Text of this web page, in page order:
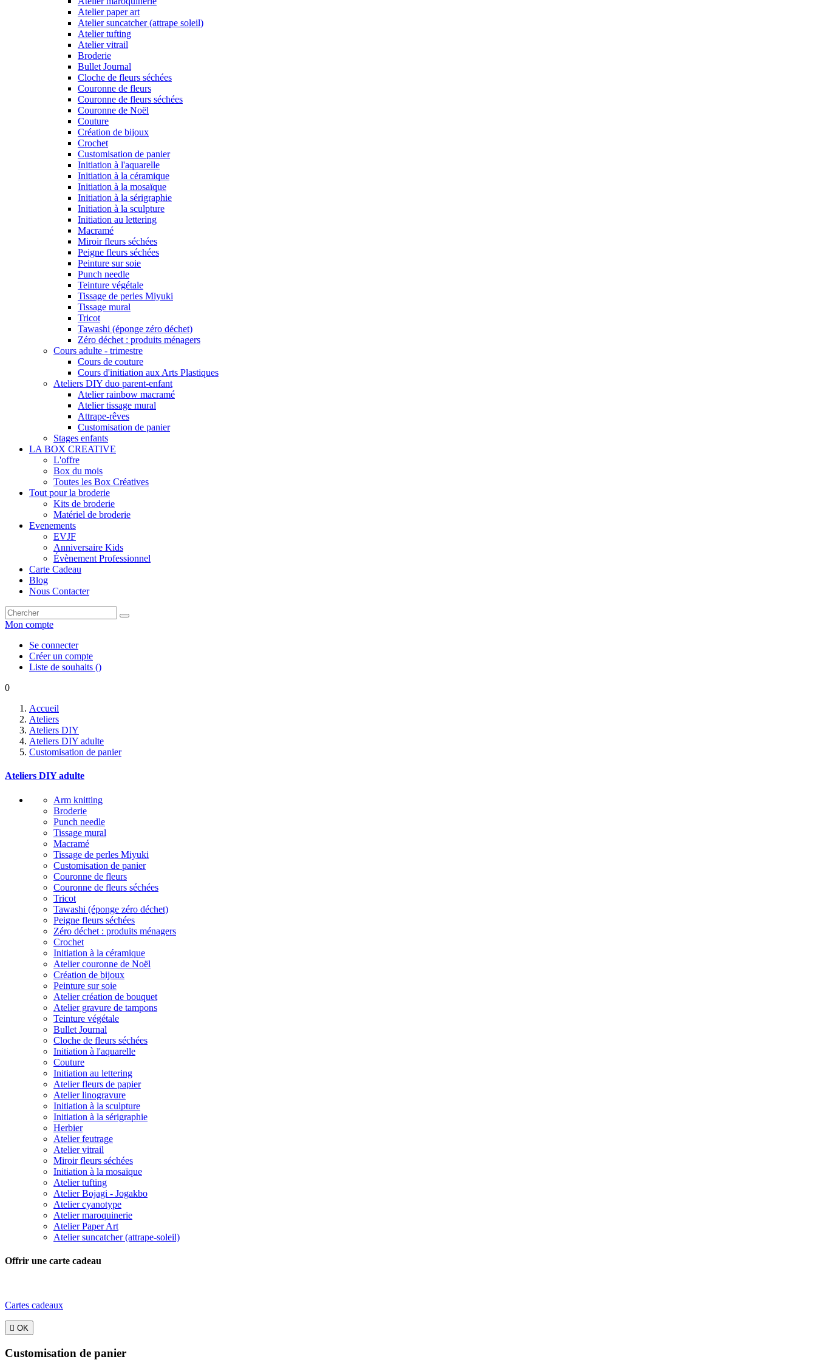
Atelier paper art
Atelier suncatcher (attrape soleil)
Atelier tufting
Atelier vitrail
Broderie
Bullet Journal
Cloche de fleurs séchées
Couronne de fleurs
Couronne de fleurs séchées
Couronne de Noël
Couture
Création de bijoux
Crochet
Customisation de panier
Initiation à l'aquarelle
Initiation à la céramique
Initiation à la mosaïque
Initiation à la sérigraphie
Initiation à la sculpture
Initiation au lettering
Macramé
Miroir fleurs séchées
Peigne fleurs séchées
Peinture sur soie
Punch needle
Teinture végétale
Tissage de perles Miyuki
Tissage mural
Tricot
Tawashi (éponge zéro déchet)
Zéro déchet : produits ménagers
Cours adulte - trimestre
Cours de couture
Cours d'initiation aux Arts Plastiques
Ateliers DIY duo parent-enfant
Atelier rainbow macramé
Atelier tissage mural
Attrape-rêves
Customisation de panier
Stages enfants
LA BOX CREATIVE
L'offre
Box du mois
Toutes les Box Créatives
Tout pour la broderie
Kits de broderie
Matériel de broderie
Evenements
EVJF
Anniversaire Kids
Évènement Professionnel
Carte Cadeau
Blog
Nous Contacter
Mon compte
Se connecter
Créer un compte
Liste de souhaits ()
0
Accueil
Ateliers
Ateliers DIY
Ateliers DIY adulte
Customisation de panier
Ateliers DIY adulte
Arm knitting
Broderie
Punch needle
Tissage mural
Macramé
Tissage de perles Miyuki
Customisation de panier
Couronne de fleurs
Couronne de fleurs séchées
Tricot
Tawashi (éponge zéro déchet)
Peigne fleurs séchées
Zéro déchet : produits ménagers
Crochet
Initiation à la céramique
Atelier couronne de Noël
Création de bijoux
Peinture sur soie
Atelier création de bouquet
Atelier gravure de tampons
Teinture végétale
Bullet Journal
Cloche de fleurs séchées
Initiation à l'aquarelle
Couture
Initiation au lettering
Atelier fleurs de papier
Atelier linogravure
Initiation à la sculpture
Initiation à la sérigraphie
Herbier
Atelier feutrage
Atelier vitrail
Miroir fleurs séchées
Initiation à la mosaïque
Atelier tufting
Atelier Bojagi - Jogakbo
Atelier cyanotype
Atelier maroquinerie
Atelier Paper Art
Atelier suncatcher (attrape-soleil)
Offrir une carte cadeau
Cartes cadeaux
 OK
Customisation de panier